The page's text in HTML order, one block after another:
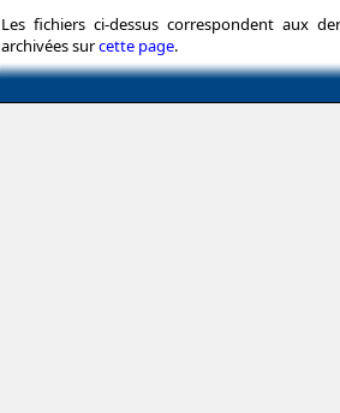
Les fichiers ci-dessus correspondent aux
archivées surcette page.